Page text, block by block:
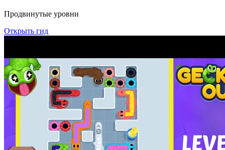
Продвинутые уровни
Открыть гид